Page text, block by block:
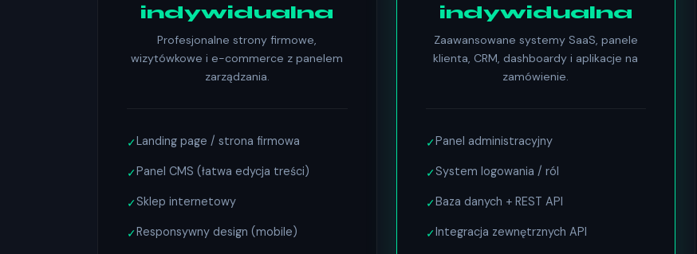
indywidualna
Profesjonalne strony firmowe,
wizytówkowe i e-commerce z panelem
zarządzania.
✓Landing page / strona firmowa
✓Panel CMS (łatwa edycja treści)
✓Sklep internetowy
✓Responsywny design (mobile)
indywidualna
Zaawansowane systemy SaaS, panele
klienta, CRM, dashboardy i aplikacje na
zamówienie.
✓Panel administracyjny
✓System logowania / ról
✓Baza danych + REST API
✓Integracja zewnętrznych API